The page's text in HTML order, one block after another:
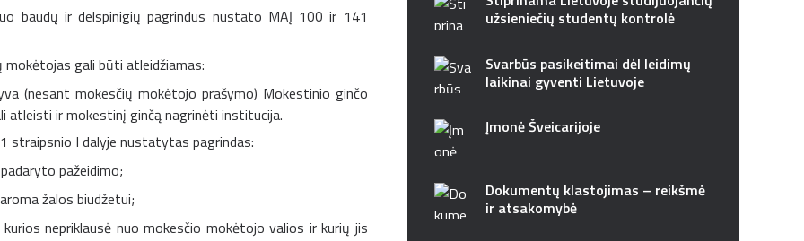
baudų ir delspinigių pagrindus nustato MAĮ 100 ir 141
gali būti atleidžiamas:
(nesant mokesčių mokėtojo prašymo) Mokestinio ginčo
atleisti ir mokestinį ginčą nagrinėti institucija.
straipsnio I dalyje nustatytas pagrindas:
pažeidimo;
žalos biudžetui;
nepriklausė nuo mokesčio mokėtojo valios ir kurių jis
užsieniečių studentų kontrolė
Svarbūs pasikeitimai dėl leidimų
laikinai gyventi Lietuvoje
Įmonė Šveicarijoje
Dokumentų klastojimas – reikšmė
ir atsakomybė